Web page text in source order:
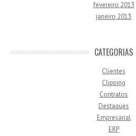
fevereiro 2013
janeiro 2013
CATEGORIAS
Clientes
Clipping
Contratos
Destaques
Empresarial
ERP